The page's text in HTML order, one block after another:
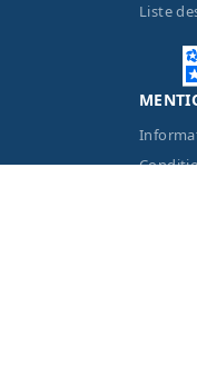
Liste